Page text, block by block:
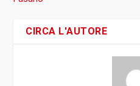
CIRCA L'AUTORE